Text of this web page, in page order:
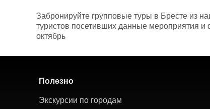
Забронируйте групповые туры в Бресте из
туристов посетивших данные мероприятия и
октябрь
Полезно
Экскурсии по городам